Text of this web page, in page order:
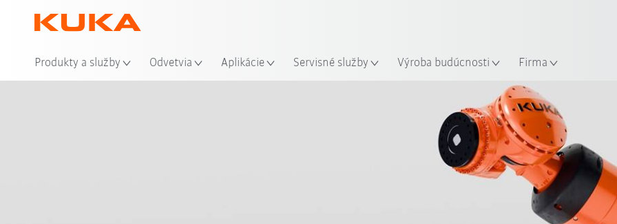
Produkty a služby Odvetvia Aplikácie Servisné služby Výroba budúcnosti Firma